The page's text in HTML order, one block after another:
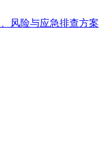
风险与应急排查方案